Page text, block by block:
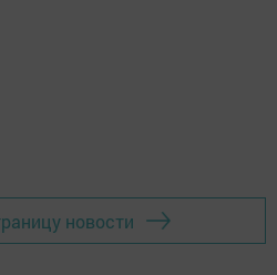
новости